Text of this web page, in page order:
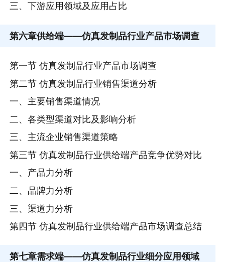
三、下游应用领域及应用占比
第六章供给端——仿真发制品行业产品市场调查
第一节 仿真发制品行业产品市场调查
第二节 仿真发制品行业销售渠道分析
一、主要销售渠道情况
二、各类型渠道对比及影响分析
三、主流企业销售渠道策略
第三节 仿真发制品行业供给端产品竞争优势对比
一、产品力分析
二、品牌力分析
三、渠道力分析
第四节 仿真发制品行业供给端产品市场调查总结
第七章需求端——仿真发制品行业细分应用领域